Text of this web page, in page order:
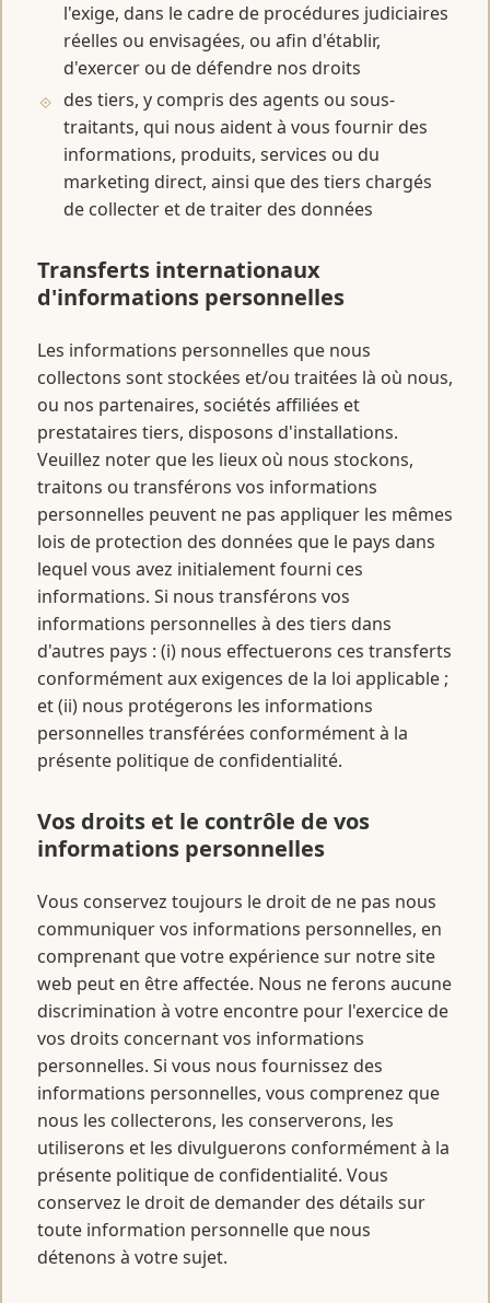
l'exige, dans le cadre de procédures judiciaires
réelles ou envisagées, ou afin d'établir,
d'exercer ou de défendre nos droits
des tiers, y compris des agents ou sous-
traitants, qui nous aident à vous fournir des
informations, produits, services ou du
marketing direct, ainsi que des tiers chargés
de collecter et de traiter des données
Transferts internationaux
d'informations personnelles
Les informations personnelles que nous
collectons sont stockées et/ou traitées là où nous,
ou nos partenaires, sociétés affiliées et
prestataires tiers, disposons d'installations.
Veuillez noter que les lieux où nous stockons,
traitons ou transférons vos informations
personnelles peuvent ne pas appliquer les mêmes
lois de protection des données que le pays dans
lequel vous avez initialement fourni ces
informations. Si nous transférons vos
informations personnelles à des tiers dans
d'autres pays : (i) nous effectuerons ces transferts
conformément aux exigences de la loi applicable ;
et (ii) nous protégerons les informations
personnelles transférées conformément à la
présente politique de confidentialité.
Vos droits et le contrôle de vos
informations personnelles
Vous conservez toujours le droit de ne pas nous
communiquer vos informations personnelles, en
comprenant que votre expérience sur notre site
web peut en être affectée. Nous ne ferons aucune
discrimination à votre encontre pour l'exercice de
vos droits concernant vos informations
personnelles. Si vous nous fournissez des
informations personnelles, vous comprenez que
nous les collecterons, les conserverons, les
utiliserons et les divulguerons conformément à la
présente politique de confidentialité. Vous
conservez le droit de demander des détails sur
toute information personnelle que nous
détenons à votre sujet.